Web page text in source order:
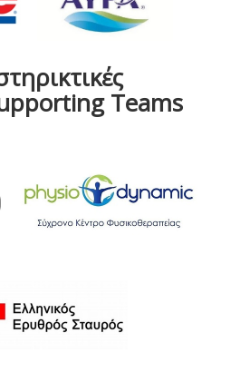
Teams